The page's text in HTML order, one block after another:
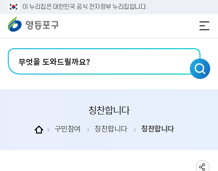
본문 바로가기
주메뉴 바로가기
이 누리집은 대한민국 공식 전자정부 누리집입니다.
칭찬합니다
구민참여 칭찬합니다 칭찬합니다